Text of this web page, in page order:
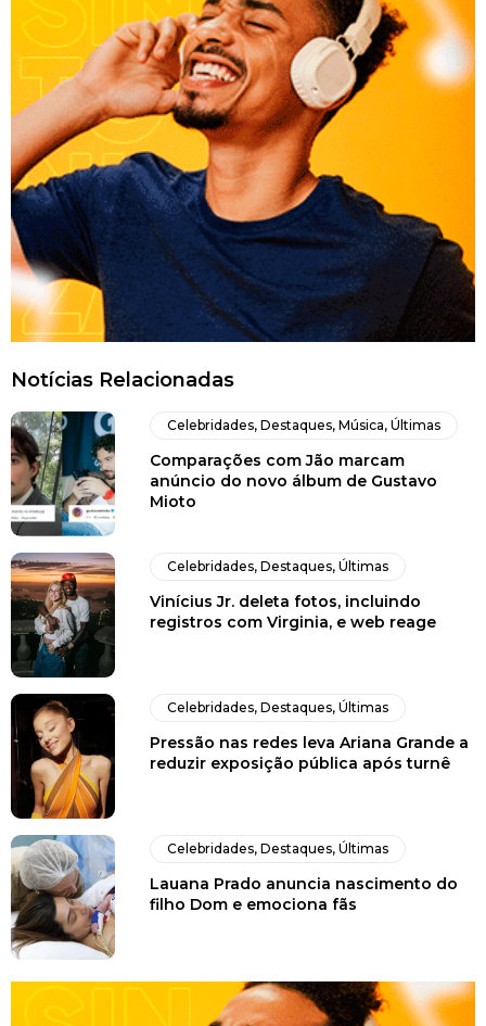
Notícias Relacionadas
Celebridades,Destaques,Música,Últimas
Comparações com Jão marcam
anúncio do novo álbum de Gustavo
Mioto
Celebridades,Destaques,Últimas
Vinícius Jr. deleta fotos, incluindo
registros com Virginia, e web reage
Celebridades,Destaques,Últimas
Pressão nas redes leva Ariana Grande a
reduzir exposição pública após turnê
Celebridades,Destaques,Últimas
Lauana Prado anuncia nascimento do
filho Dom e emociona fãs